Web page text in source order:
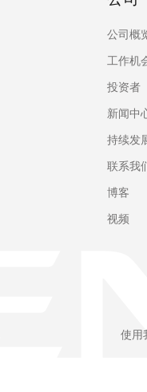
公司概
工作机
投资者
新闻中
持续发
联系我
博客
视频
使用